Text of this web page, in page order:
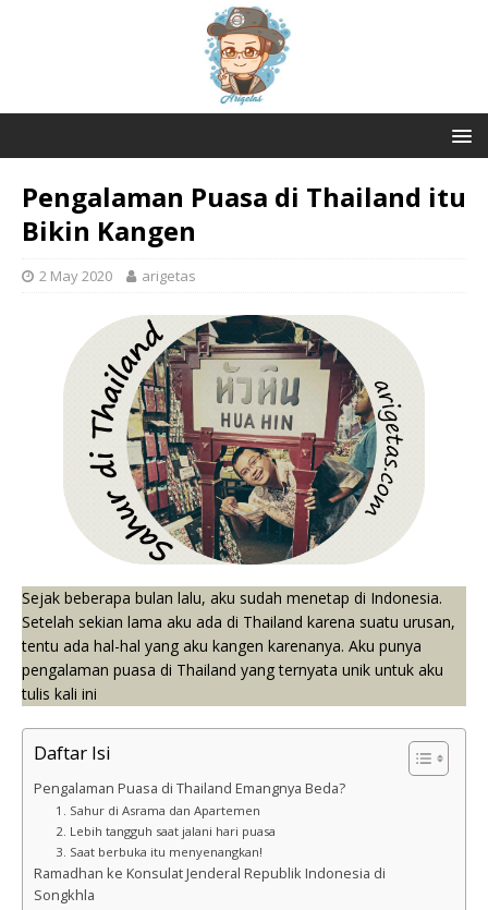
Pengalaman Puasa di Thailand itu
Bikin Kangen
2 May 2020 arigetas
Sejak beberapa bulan lalu, aku sudah menetap di Indonesia.
Setelah sekian lama aku ada di Thailand karena suatu urusan,
tentu ada hal-hal yang aku kangen karenanya. Aku punya
pengalaman puasa di Thailand yang ternyata unik untuk aku
tulis kali ini
Daftar Isi
Pengalaman Puasa di Thailand Emangnya Beda?
1. Sahur di Asrama dan Apartemen
2. Lebih tangguh saat jalani hari puasa
3. Saat berbuka itu menyenangkan!
Ramadhan ke Konsulat Jenderal Republik Indonesia di
Songkhla